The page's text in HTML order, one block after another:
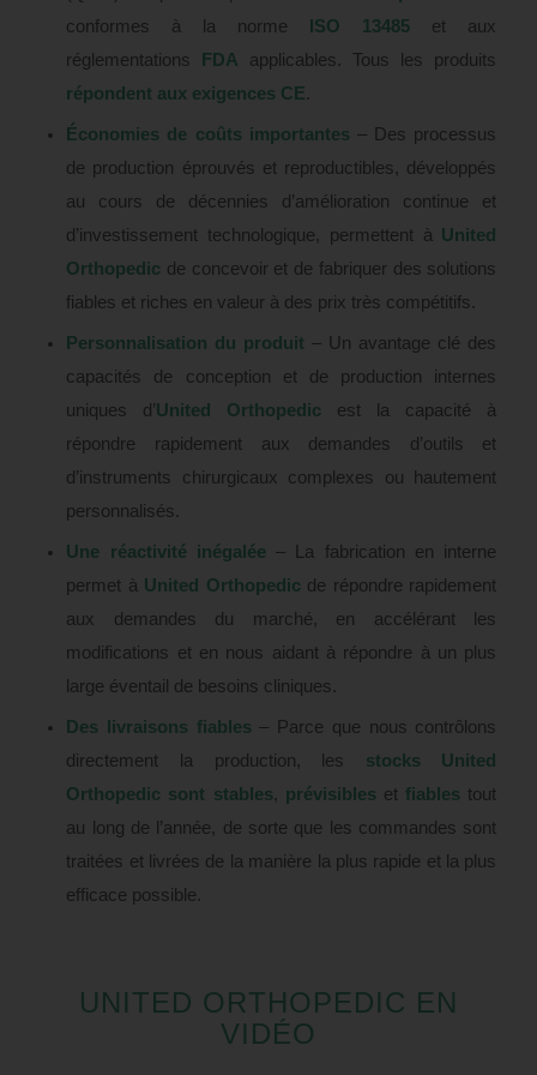
conformes à la norme ISO 13485 et aux
réglementations
FDA applicables. Tous les produits
répondent aux exigences CE.
Économies de coûts importantes– Des processus
de production éprouvés et reproductibles, développés
au cours de décennies d’amélioration continue et
d’investissement technologique, permettent à United
Orthopedic de concevoir et de fabriquer des solutions
fiables et riches en valeur à des prix très compétitifs.
Personnalisation du produit – Un avantage clé des
capacités de conception et de production internes
uniques d’United Orthopedic est la capacité à
répondre rapidement aux demandes d’outils et
d’instruments chirurgicaux complexes ou hautement
personnalisés.
Une réactivité inégalée– La fabrication en interne
permet à United Orthopedicde répondre rapidement
aux demandes du marché, en accélérant les
modifications et en nous aidant à répondre à un plus
large éventail de besoins cliniques.
Des livraisons fiables– Parce que nous contrôlons
directement la production, les stocks United
Orthopedic sont stables, prévisiblesetfiables tout
au long de l’année, de sorte que les commandes sont
traitées et livrées de la manière la plus rapide et la plus
efficace possible.
UNITED ORTHOPEDIC EN
VIDÉO